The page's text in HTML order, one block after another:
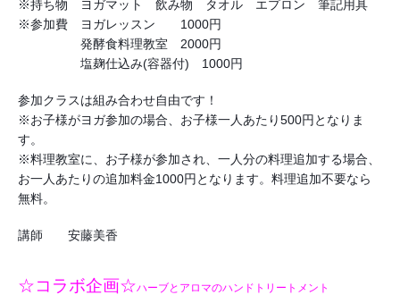
※持ち物　ヨガマット　飲み物　タオル　エプロン　筆記用具
※参加費　ヨガレッスン　　1000円
発酵食料理教室　2000円
塩麹仕込み(容器付)　1000円
参加クラスは組み合わせ自由です！
※お子様がヨガ参加の場合、お子様一人あたり500円となりま
す。
※料理教室に、お子様が参加され、一人分の料理追加する場合、
お一人あたりの追加料金1000円となります。料理追加不要なら
無料。
講師　　安藤美香
☆コラボ企画☆ハーブとアロマのハンドトリートメント